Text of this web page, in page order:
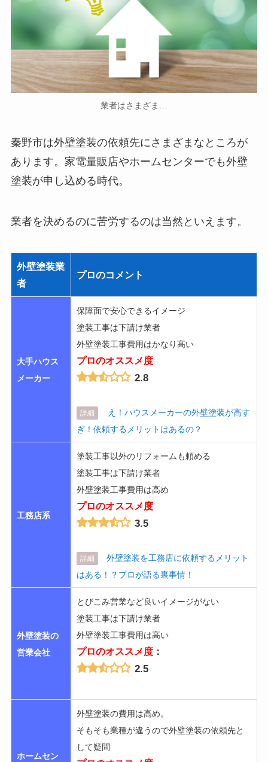
業者はさまざま…
秦野市は外壁塗装の依頼先にさまざまなところが
あります。家電量販店やホームセンターでも外壁
塗装が申し込める時代。
業者を決めるのに苦労するのは当然といえます。
外壁塗装業
者
プロのコメント
大手ハウス
メーカー
保障面で安心できるイメージ
塗装工事は下請け業者
外壁塗装工事費用はかなり高い
プロのオススメ度
2.8
詳細
え！ハウスメーカーの外壁塗装が高す
ぎ！依頼するメリットはあるの？
工務店系
塗装工事以外のリフォームも頼める
塗装工事は下請け業者
外壁塗装工事費用は高め
プロのオススメ度
3.5
詳細
外壁塗装を工務店に依頼するメリット
はある！？プロが語る裏事情！
外壁塗装の
営業会社
とびこみ営業など良いイメージがない
塗装工事は下請け業者
外壁塗装工事費用は高い
プロのオススメ度：
2.5
ホームセン
外壁塗装の費用は高め。
そもそも業種が違うので外壁塗装の依頼先と
して疑問